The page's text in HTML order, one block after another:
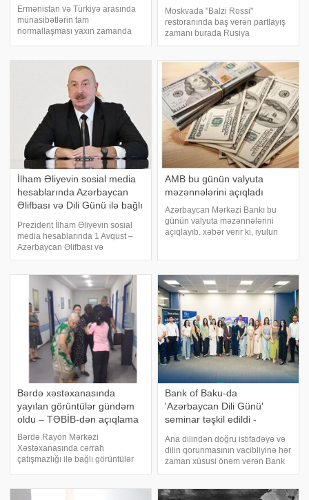
Ermənistan və Türkiyə arasında
münasibətlərin tam
normallaşması yaxın zamanda
sədri vəzifəsinə namizəd Ruben
Rubinyan bildirib. Onun sözlərinə
görə, İrəvan Ankar
Moskvada "Balzi Rossi"
restoranında baş verən partlayış
zamanı burada Rusiya
Aerokosmik Qüvvələrinin baş
Aleksandr Çaykonun ad gününün
qeyd edildiyi barədə məlumat
yayılıb. KONKRET.azxəbə
İlham Əliyevin sosial media
hesablarında Azərbaycan
Əlifbası və Dili Günü ilə bağlı
paylaşım
Prezident İlham Əliyevin sosial
media hesablarında 1 Avqust –
Azərbaycan Əlifbası və
Azərbaycan Dili Günü ilə bağlı
paylaşımda deyilir:. "Bu gün 50
milyondan çox insan üçün
Azərbayca
AMB bu günün valyuta
məzənnələrini açıqladı
Azərbaycan Mərkəzi Bankı bu
günün valyuta məzənnələrini
açıqlayıb. xəbər verir ki, iyulun
edib. Rusiyanın 100 rublu 2,1806
manatadək
Bərdə xəstəxanasında
yayılan görüntülər gündəm
oldu – TƏBİB-dən açıqlama
Bərdə Rayon Mərkəzi
Xəstəxanasında cərrah
çatışmazlığı ilə bağlı görüntülər
Bank of Baku-da
'Azərbaycan Dili Günü'
seminar təşkil edildi -
Ana dilindən doğru istifadəyə və
dilin qorunmasının vacibliyinə hər
zaman xüsusi önəm verən Bank
of Baku bu istiqamətdə
həyata keçirib. xəbər verir ki,